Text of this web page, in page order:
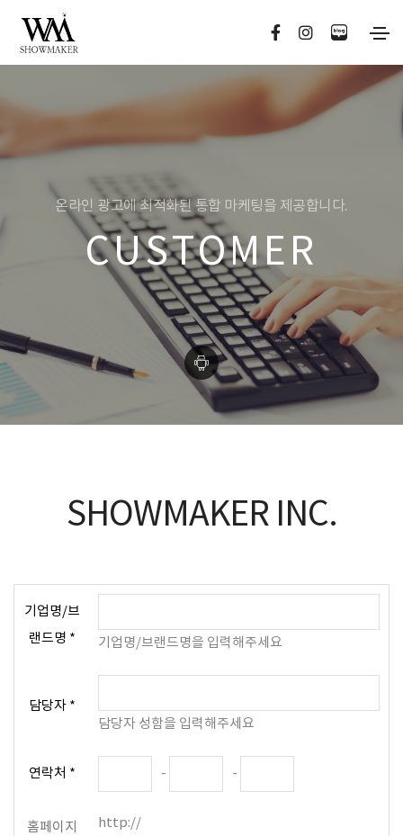
온라인 광고에 최적화된 통합 마케팅을 제공합니다.
CUSTOMER
SHOWMAKER INC.
기업명/브
랜드명 *
기업명/브랜드명을 입력해주세요
담당자 *
담당자 성함을 입력해주세요
연락처 * - -
홈페이지
http://